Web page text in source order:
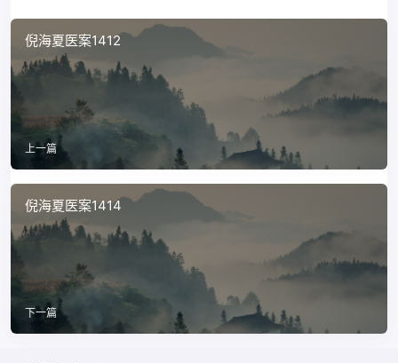
倪海夏医案1412
上一篇
倪海夏医案1414
下一篇